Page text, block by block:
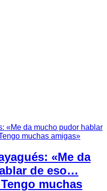
«Me da
de eso…
muchas